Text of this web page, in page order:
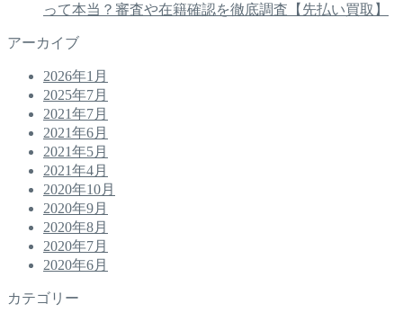
って本当？審査や在籍確認を徹底調査【先払い買取】
アーカイブ
2026年1月
2025年7月
2021年7月
2021年6月
2021年5月
2021年4月
2020年10月
2020年9月
2020年8月
2020年7月
2020年6月
カテゴリー